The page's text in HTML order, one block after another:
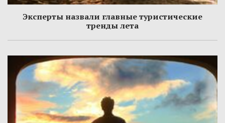
Эксперты назвали главные туристические
тренды лета